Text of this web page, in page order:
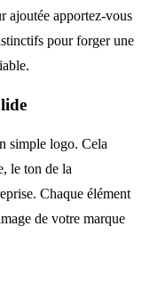
ajoutée apportez-vous
pour forger une
simple logo. Cela
le ton de la
Chaque élément
de votre marque